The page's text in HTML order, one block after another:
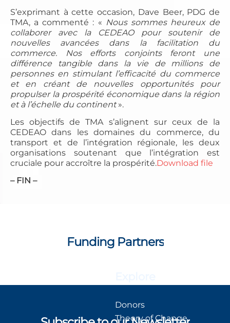
S’exprimant à cette occasion, Dave Beer, PDG de
TMA, a commenté : « Nous sommes heureux de
collaborer avec la CEDEAO pour soutenir de
nouvelles avancées dans la facilitation du
commerce. Nos efforts conjoints feront une
différence tangible dans la vie de millions de
personnes en stimulant l’efficacité du commerce
et en créant de nouvelles opportunités pour
propulser la prospérité économique dans la région
et à l’échelle du continent».
Les objectifs de TMA s’alignent sur ceux de la
CEDEAO dans les domaines du commerce, du
transport et de l’intégration régionale, les deux
organisations soutenant que l’intégration est
cruciale pour accroître la prospérité.Download file
– FIN –
Funding Partners
Donors
Theory of Change